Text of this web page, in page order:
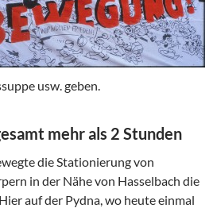
usw. geben.
mehr als 2 Stunden
die Stationierung von
in der Nähe von Hasselbach die
auf der Pydna, wo heute einmal